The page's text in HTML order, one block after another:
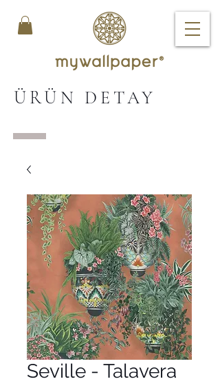
ÜRÜN DETAY
Seville - Talavera